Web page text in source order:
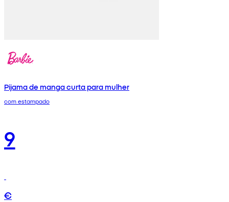
Pijama de manga curta para mulher
com estampado
9
€